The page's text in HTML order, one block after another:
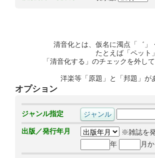
清音化とは、仮名に濁点「゛
たとえば「ペット
「清音化する」のチェックを外し
洋楽等「原題」と「邦題」が
オプション
ジャンル指定
出版／発行年月
※雑誌を
年
月